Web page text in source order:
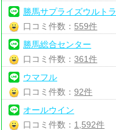
勝馬サプライズウルトラ
口コミ件数： 559件
勝馬総合センター
口コミ件数：361件
ウマフル
口コミ件数：92件
オールウイン
口コミ件数： 1,592件